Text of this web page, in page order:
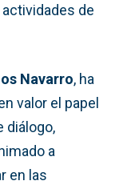
de
Navarro, ha
valor el papel
diálogo,
a
en las